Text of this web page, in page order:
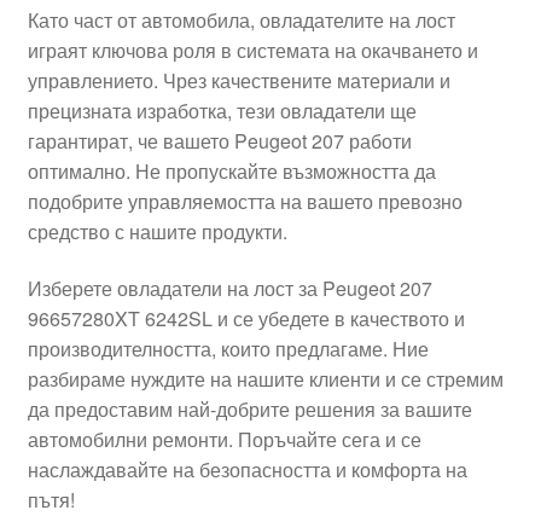
Плащанията
Политика за поверителност
Правила и условия
Процедура за рекламации
Транспорт
Като част от автомобила, овладателите на лост
играят ключова роля в системата на окачването и
управлението. Чрез качествените материали и
прецизната изработка, тези овладатели ще
гарантират, че вашето Peugeot 207 работи
оптимално. Не пропускайте възможността да
подобрите управляемостта на вашето превозно
средство с нашите продукти.
Изберете овладатели на лост за Peugeot 207
96657280XT 6242SL и се убедете в качеството и
производителността, които предлагаме. Ние
разбираме нуждите на нашите клиенти и се стремим
да предоставим най-добрите решения за вашите
автомобилни ремонти. Поръчайте сега и се
наслаждавайте на безопасността и комфорта на
пътя!